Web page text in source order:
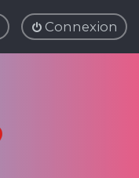
Connexion